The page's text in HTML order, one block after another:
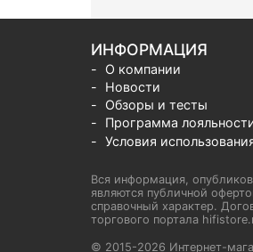
ИНФОРМАЦИЯ
О компании
Новости
Обзоры и тесты
Программа
Условия
Вся информация,
являются публичной
справочный характер.
торгового портала
© 2015-2026 Интернет-